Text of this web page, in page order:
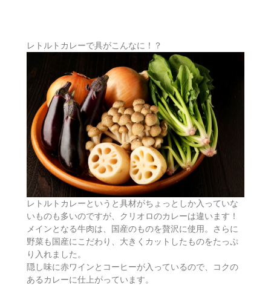
レトルトカレーで具がこんなに！？
レトルトカレーというと具材がちょっとしか入っていな
いものも多いのですが、クリオロのカレーは違います！
メインとなる牛肉は、国産のものを贅沢に使用。さらに
野菜も国産にこだわり、大きくカットしたものをたっぷ
り入れました。
隠し味に赤ワインとコーヒーが入っているので、コクの
あるカレーに仕上がっています。